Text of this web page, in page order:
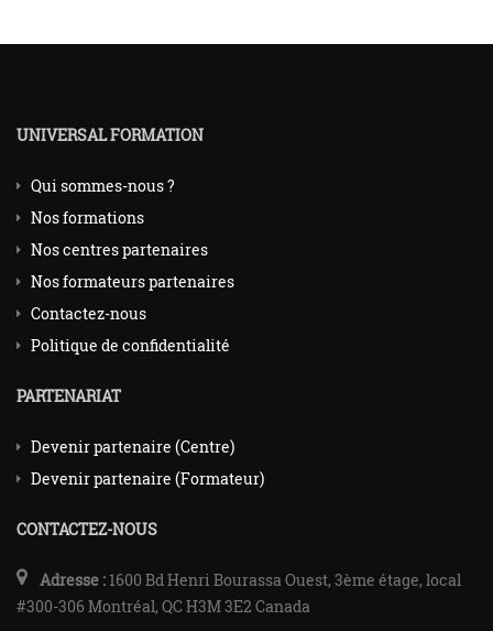
UNIVERSAL FORMATION
Qui sommes-nous ?
Nos formations
Nos centres partenaires
Nos formateurs partenaires
Contactez-nous
Politique de confidentialité
PARTENARIAT
Devenir partenaire (Centre)
Devenir partenaire (Formateur)
CONTACTEZ-NOUS
Adresse : 1600 Bd Henri Bourassa Ouest, 3ème étage, local
#300-306 Montréal, QC H3M 3E2 Canada